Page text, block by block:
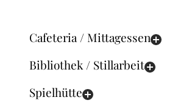
Cafeteria / Mittagessen
Bibliothek / Stillarbeit
Spielhütte